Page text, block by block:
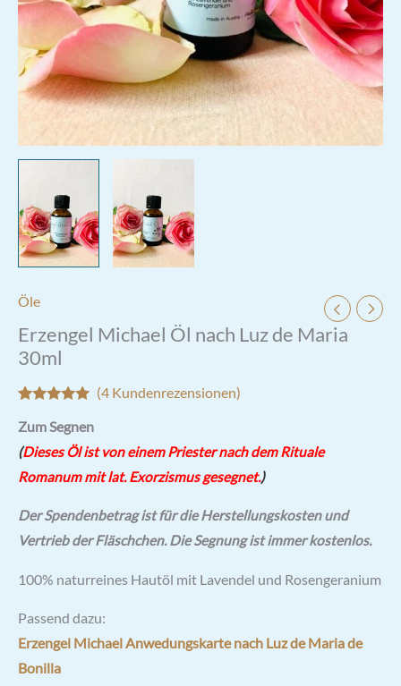
Öle
Erzengel Michael Öl nach Luz de Maria
30ml
5.00von 5,
auf
(4Kundenrezensionen)
Zum Segnen
(Dieses Öl ist von einem Priester nach dem Rituale
Romanum mit lat. Exorzismus gesegnet.)
Der Spendenbetrag ist für die Herstellungskosten und
Vertrieb der Fläschchen. Die Segnung ist immer kostenlos.
100% naturreines Hautöl mit Lavendel und Rosengeranium
Passend dazu:
Erzengel Michael Anwedungskarte nach Luz de Maria de
Bonilla